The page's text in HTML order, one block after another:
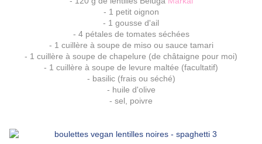
- 1 petit oignon
- 1 gousse d'ail
- 4 pétales de tomates séchées
- 1 cuillère à soupe de miso ou sauce tamari
- 1 cuillère à soupe de chapelure (de châtaigne pour moi)
- 1 cuillère à soupe de levure maltée (facultatif)
- basilic (frais ou séché)
- huile d'olive
- sel, poivre